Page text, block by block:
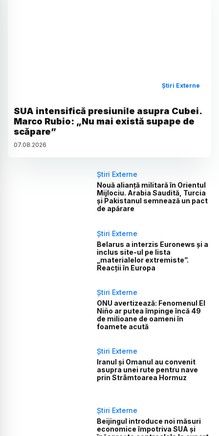
Știri Externe
SUA intensifică presiunile asupra Cubei.
Marco Rubio: „Nu mai există supape de
scăpare”
07.08.2026
Știri Externe
Nouă alianță militară în Orientul
Mijlociu. Arabia Saudită, Turcia
și Pakistanul semnează un pact
de apărare
Știri Externe
Belarus a interzis Euronews și a
inclus site-ul pe lista
„materialelor extremiste”.
Reacții în Europa
Știri Externe
ONU avertizează: Fenomenul El
Niño ar putea împinge încă 49
de milioane de oameni în
foamete acută
Știri Externe
Iranul și Omanul au convenit
asupra unei rute pentru nave
prin Strâmtoarea Hormuz
Știri Externe
Beijingul introduce noi măsuri
economice împotriva SUA și